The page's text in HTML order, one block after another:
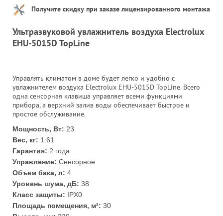
Получите скидку при заказе лицензированного монтажа
Ультразвуковой увлажнитель воздуха Electrolux
EHU-5015D TopLine
Управлять климатом в доме будет легко и удобно с
увлажнителем воздуха Electrolux EHU-5015D TopLine. Всего
одна сенсорная клавиша управляет всеми функциями
прибора, а верхний залив воды обеспечивает быстрое и
простое обслуживание.
Мощность, Вт: 23
Вес, кг: 1.61
Гарантия: 2 года
Управление: Сенсорное
Объем бака, л: 4
Уровень шума, дБ: 38
Класс защиты: IPX0
Площадь помещения, м²: 30